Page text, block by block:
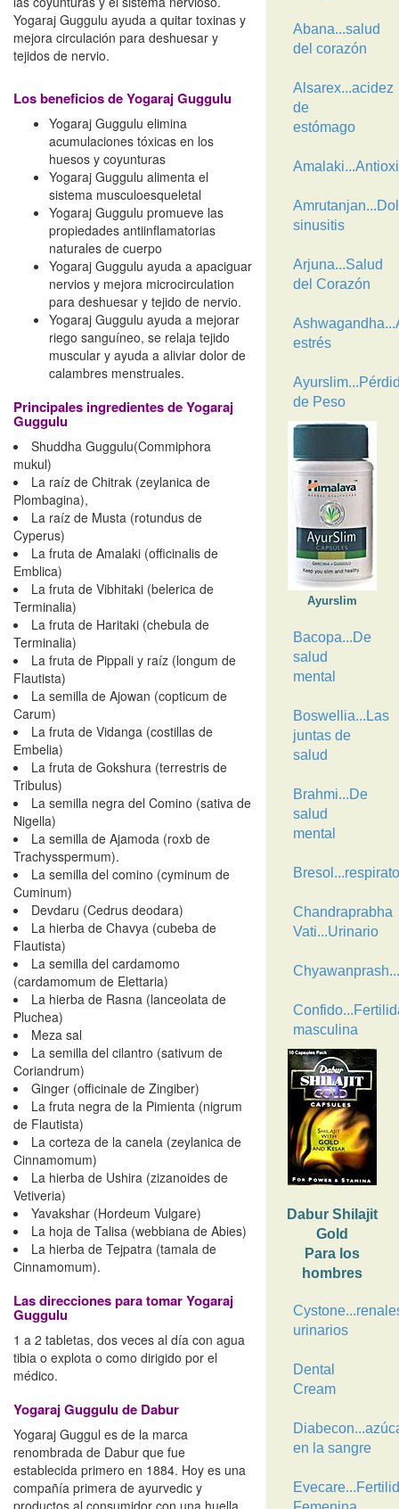
Yogaraj Guggulu ayuda a quitar toxinas y
mejora circulación para deshuesar y
tejidos de nervio.
Los beneficios de Yogaraj Guggulu
Yogaraj Guggulu elimina
acumulaciones tóxicas en los
huesos y coyunturas
Yogaraj Guggulu alimenta el
sistema musculoesqueletal
Yogaraj Guggulu promueve las
propiedades antiinflamatorias
naturales de cuerpo
Yogaraj Guggulu ayuda a apaciguar
nervios y mejora microcirculation
para deshuesar y tejido de nervio.
Yogaraj Guggulu ayuda a mejorar
riego sanguíneo, se relaja tejido
muscular y ayuda a aliviar dolor de
calambres menstruales.
Principales ingredientes de Yogaraj
Guggulu
Shuddha Guggulu(Commiphora
mukul)
La raíz de Chitrak (zeylanica de
Plombagina),
La raíz de Musta (rotundus de
Cyperus)
La fruta de Amalaki (officinalis de
Emblica)
La fruta de Vibhitaki (belerica de
Terminalia)
La fruta de Haritaki (chebula de
Terminalia)
La fruta de Pippali y raíz (longum de
Flautista)
La semilla de Ajowan (copticum de
Carum)
La fruta de Vidanga (costillas de
Embelia)
La fruta de Gokshura (terrestris de
Tribulus)
La semilla negra del Comino (sativa de
Nigella)
La semilla de Ajamoda (roxb de
Trachysspermum).
La semilla del comino (cyminum de
Cuminum)
Devdaru (Cedrus deodara)
La hierba de Chavya (cubeba de
Flautista)
La semilla del cardamomo
(cardamomum de Elettaria)
La hierba de Rasna (lanceolata de
Pluchea)
Meza sal
La semilla del cilantro (sativum de
Coriandrum)
Ginger (officinale de Zingiber)
La fruta negra de la Pimienta (nigrum
de Flautista)
La corteza de la canela (zeylanica de
Cinnamomum)
La hierba de Ushira (zizanoides de
Vetiveria)
Yavakshar (Hordeum Vulgare)
La hoja de Talisa (webbiana de Abies)
La hierba de Tejpatra (tamala de
Cinnamomum).
Las direcciones para tomar Yogaraj
Guggulu
1 a 2 tabletas, dos veces al día con agua
tibia o explota o como dirigido por el
médico.
Yogaraj Guggulu de Dabur
Yogaraj Guggul es de la marca
renombrada de Dabur que fue
establecida primero en 1884. Hoy es una
compañía primera de ayurvedic y
productos al consumidor con una huella
Abana...salud
del corazón
Alsarex...acidez
de
estómago
sinusitis
Arjuna...Salud
del Corazón
estrés
de Peso
Ayurslim
Bacopa...De
salud
mental
Boswellia...Las
juntas de
salud
Brahmi...De
salud
mental
Chandraprabha
Vati...Urinario
masculina
Dabur Shilajit
Gold
Para los
hombres
urinarios
Dental
Cream
en la sangre